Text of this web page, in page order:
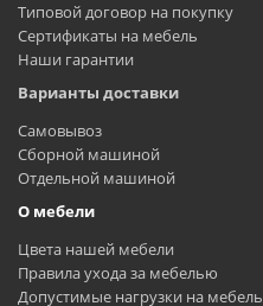
Типовой договор на покупку
Сертификаты на мебель
Наши гарантии
Варианты доставки
Самовывоз
Сборной машиной
Отдельной машиной
О мебели
Цвета нашей мебели
Правила ухода за мебелью
Допустимые нагрузки на мебель